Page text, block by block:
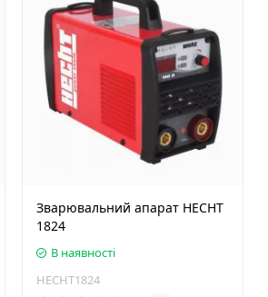
Зварювальний апарат HECHT
1824
В наявності
HECHT1824